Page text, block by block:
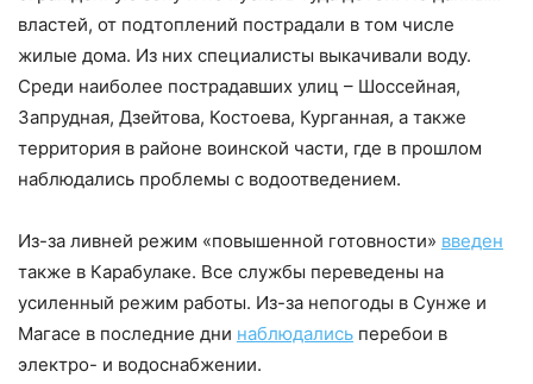
властей, от подтоплений пострадали в том числе
жилые дома. Из них специалисты выкачивали воду.
Среди наиболее пострадавших улиц – Шоссейная,
Запрудная, Дзейтова, Костоева, Курганная, а также
территория в районе воинской части, где в прошлом
наблюдались проблемы с водоотведением.
Из-за ливней режим «повышенной готовности» введен
также в Карабулаке. Все службы переведены на
усиленный режим работы. Из-за непогоды в Сунже и
Магасе в последние дни наблюдались перебои в
электро- и водоснабжении.